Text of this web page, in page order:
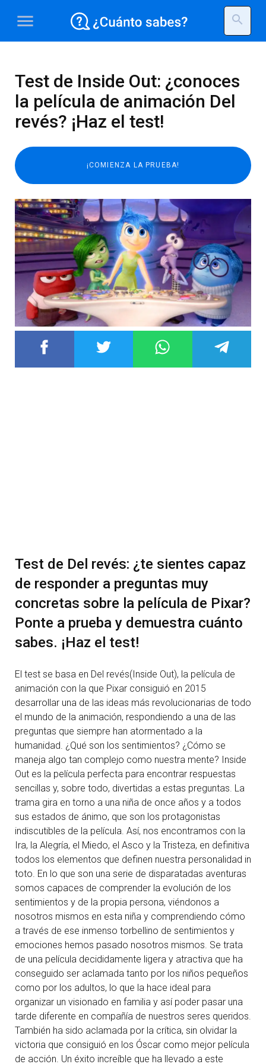
menu search
Test de Inside Out: ¿conoces
la película de animación Del
revés? ¡Haz el test!
Test de Del revés: ¿te sientes capaz
de responder a preguntas muy
concretas sobre la película de Pixar?
Ponte a prueba y demuestra cuánto
sabes. ¡Haz el test!
El test se basa en Del revés(Inside Out), la película de
animación con la que Pixar consiguió en 2015
desarrollar una de las ideas más revolucionarias de todo
el mundo de la animación, respondiendo a una de las
preguntas que siempre han atormentado a la
humanidad. ¿Qué son los sentimientos? ¿Cómo se
maneja algo tan complejo como nuestra mente? Inside
Out es la película perfecta para encontrar respuestas
sencillas y, sobre todo, divertidas a estas preguntas. La
trama gira en torno a una niña de once años y a todos
sus estados de ánimo, que son los protagonistas
indiscutibles de la película. Así, nos encontramos con la
Ira, la Alegría, el Miedo, el Asco y la Tristeza, en definitiva
todos los elementos que definen nuestra personalidad in
toto. En lo que son una serie de disparatadas aventuras
somos capaces de comprender la evolución de los
sentimientos y de la propia persona, viéndonos a
nosotros mismos en esta niña y comprendiendo cómo
a través de ese inmenso torbellino de sentimientos y
emociones hemos pasado nosotros mismos. Se trata
de una película decididamente ligera y atractiva que ha
conseguido ser aclamada tanto por los niños pequeños
como por los adultos, lo que la hace ideal para
organizar un visionado en familia y así poder pasar una
tarde diferente en compañía de nuestros seres queridos.
También ha sido aclamada por la crítica, sin olvidar la
victoria que consiguió en los Óscar como mejor película
de acción. Un éxito increíble que ha llevado a este